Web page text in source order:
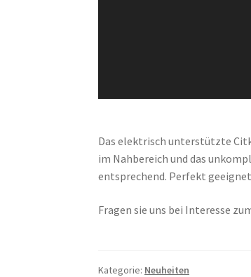
Das elektrisch unterstützte
im Nahbereich und das
entsprechend. Perfekt
Fragen sie uns bei Interesse
Kategorie: Neuheiten